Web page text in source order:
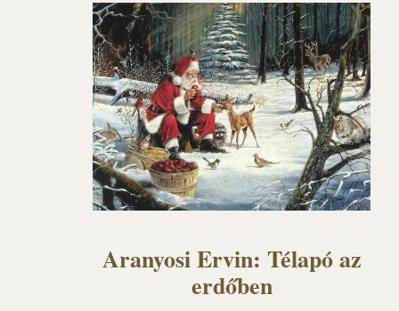
Aranyosi Ervin: Télapó az
erdőben